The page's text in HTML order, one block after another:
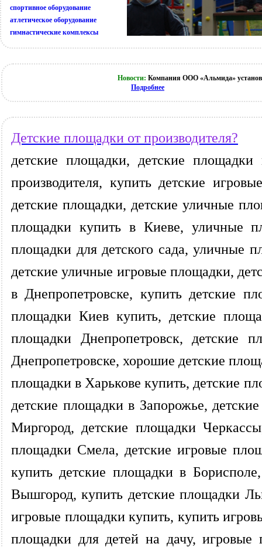
спортивное оборудование
атлетическое оборудование
гимнастические комплексы
Новости: Компания ООО «Альмида»
Подробнее
Детские площадки от производителя?
детские площадки, детские
производителя, купить детские
детские площадки, детские уличные
площадки купить в Киеве, уличные
площадки для детского сада, уличные
детские уличные игровые площадки,
в Днепропетровске, купить детские
площадки Киев купить, детские
площадки Днепропетровск, детские
Днепропетровске, хорошие детские
площадки в Харькове купить, детские
детские площадки в Запорожье,
Миргород, детские площадки
площадки Смела, детские игровые
купить детские площадки в
Вышгород, купить детские площадки
игровые площадки купить, купить
площадки для детей на дачу,